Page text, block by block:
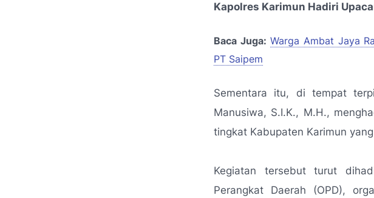
Kapolres Karimun Hadiri
Baca Juga: Warga Ambat Jaya
PT Saipem
Sementara itu, di tempat
Manusiwa, S.I.K., M.H.,
tingkat Kabupaten Karimun
Kegiatan tersebut turut
Perangkat Daerah (OPD),